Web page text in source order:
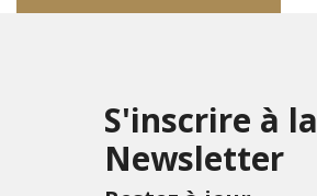
S'inscrire à la
Newsletter